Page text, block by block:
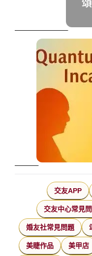
交友APP
交友中心常見
婚友社常見問題
美睫作品 美甲店